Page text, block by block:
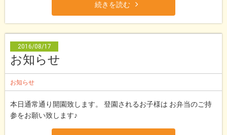
続きを読む
2016/08/17
お知らせ
お知らせ
本日通常通り開園致します。 登園されるお子様は お弁当のご持
参をお願い致します♪